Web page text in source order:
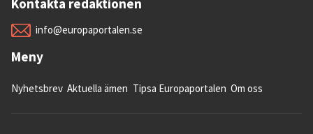
info@europaportalen.se
Meny
Nyhetsbrev Aktuella ämen Tipsa Europaportalen Om oss